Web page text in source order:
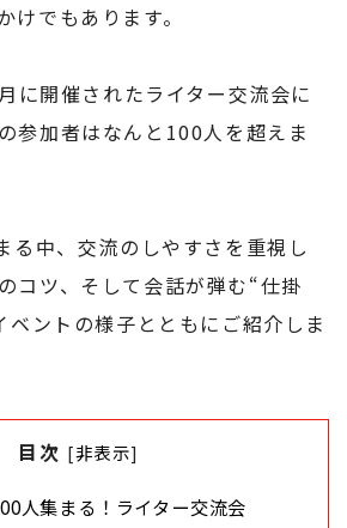
けでもあります。
に開催されたライター交流会に
参加者はなんと100人を超えま
る中、交流のしやすさを重視し
コツ、そして会話が弾む“仕掛
ベントの様子とともにご紹介しま
目次 [非表示]
人集まる！ライター交流会